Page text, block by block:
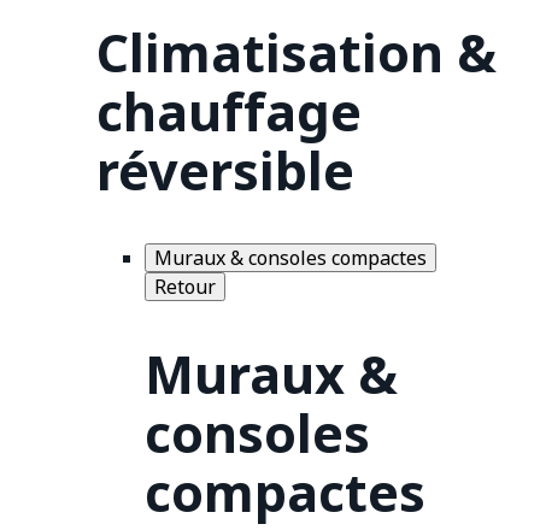
Climatisation &
chauffage
réversible
Muraux & consoles compactes
Retour
Muraux &
consoles
compactes